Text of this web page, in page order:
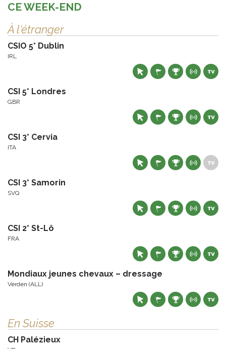
CE WEEK-END
À l'étranger
CSIO 5* Dublin
IRL
CSI 5* Londres
GBR
CSI 3* Cervia
ITA
CSI 3* Samorin
SVQ
CSI 2* St-Lô
FRA
Mondiaux jeunes chevaux – dressage
Verden (ALL)
En Suisse
CH Palézieux